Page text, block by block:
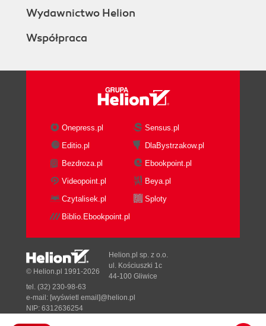
Wydawnictwo Helion
Współpraca
Onepress.pl
Sensus.pl
Editio.pl
DlaBystrzakow.pl
Bezdroza.pl
Ebookpoint.pl
Videopoint.pl
Beya.pl
Czytalisek.pl
Sploty
Biblio.Ebookpoint.pl
© Helion.pl 1991-2026
Helion.pl sp. z o.o.
ul. Kościuszki 1c
44-100 Gliwice
tel. (32) 230-98-63
e-mail: [wyświetl email]@helion.pl
NIP: 6312636254